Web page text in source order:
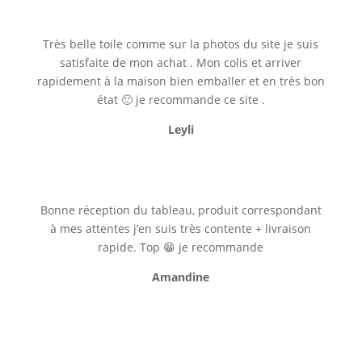
Très belle toile comme sur la photos du site je suis
satisfaite de mon achat . Mon colis et arriver
rapidement à la maison bien emballer et en très bon
état 🙂 je recommande ce site .
Leyli
Bonne réception du tableau, produit correspondant
à mes attentes j’en suis très contente + livraison
rapide. Top 😁 je recommande
Amandine